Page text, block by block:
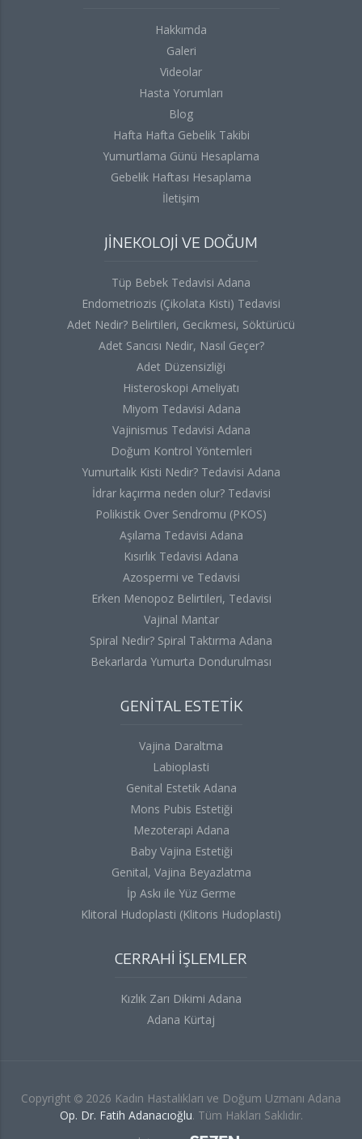
Hakkımda
Galeri
Videolar
Hasta Yorumları
Blog
Hafta Hafta Gebelik Takibi
Yumurtlama Günü Hesaplama
Gebelik Haftası Hesaplama
İletişim
JİNEKOLOJİ VE DOĞUM
Tüp Bebek Tedavisi Adana
Endometriozis (Çikolata Kisti) Tedavisi
Adet Nedir? Belirtileri, Gecikmesi, Söktürücü
Adet Sancısı Nedir, Nasıl Geçer?
Adet Düzensizliği
Histeroskopi Ameliyatı
Miyom Tedavisi Adana
Vajinismus Tedavisi Adana
Doğum Kontrol Yöntemleri
Yumurtalık Kisti Nedir? Tedavisi Adana
İdrar kaçırma neden olur? Tedavisi
Polikistik Over Sendromu (PKOS)
Aşılama Tedavisi Adana
Kısırlık Tedavisi Adana
Azospermi ve Tedavisi
Erken Menopoz Belirtileri, Tedavisi
Vajinal Mantar
Spiral Nedir? Spiral Taktırma Adana
Bekarlarda Yumurta Dondurulması
GENİTAL ESTETİK
Vajina Daraltma
Labioplasti
Genital Estetik Adana
Mons Pubis Estetiği
Mezoterapi Adana
Baby Vajina Estetiği
Genital, Vajina Beyazlatma
İp Askı ile Yüz Germe
Klitoral Hudoplasti (Klitoris Hudoplasti)
CERRAHİ İŞLEMLER
Kızlık Zarı Dikimi Adana
Adana Kürtaj
Copyright
2026 Kadın Hastalıkları ve Doğum Uzmanı Adana
Op. Dr. Fatih Adanacıoğlu. Tüm Hakları Saklıdır.